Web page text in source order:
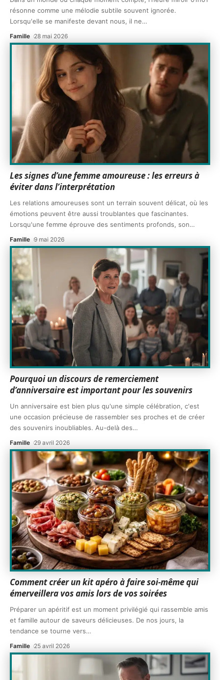
résonne comme une mélodie subtile souvent ignorée.
Lorsqu'elle se manifeste devant nous, il ne…
Famille 28 mai 2026
Les signes d’une femme amoureuse : les erreurs à
éviter dans l’interprétation
Les relations amoureuses sont un terrain souvent délicat, où les
émotions peuvent être aussi troublantes que fascinantes.
Lorsqu'une femme éprouve des sentiments profonds, son…
Famille 9 mai 2026
Pourquoi un discours de remerciement
d’anniversaire est important pour les souvenirs
Un anniversaire est bien plus qu'une simple célébration, c'est
une occasion précieuse de rassembler ses proches et de créer
des souvenirs inoubliables. Au-delà des…
Famille 29 avril 2026
Comment créer un kit apéro à faire soi-même qui
émerveillera vos amis lors de vos soirées
Préparer un apéritif est un moment privilégié qui rassemble amis
et famille autour de saveurs délicieuses. De nos jours, la
tendance se tourne vers…
Famille 25 avril 2026